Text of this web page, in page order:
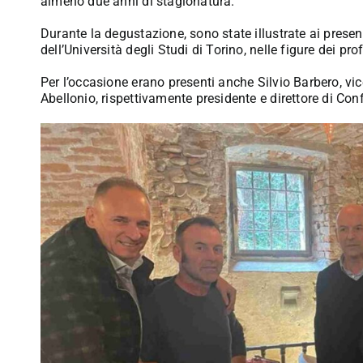
Durante la degustazione, sono state illustrate ai
dell’Università degli Studi di Torino, nelle figure dei
Per l’occasione erano presenti anche Silvio Barbero,
Abellonio, rispettivamente presidente e direttore di